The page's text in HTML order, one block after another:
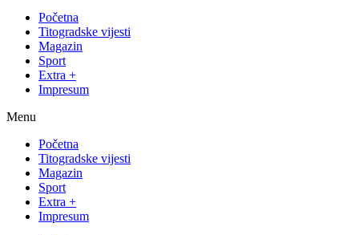
Početna
Titogradske vijesti
Magazin
Sport
Extra +
Impresum
Menu
Početna
Titogradske vijesti
Magazin
Sport
Extra +
Impresum